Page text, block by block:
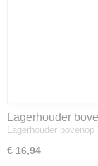
Lagerhouder
Lagerhouder
€ 16,94